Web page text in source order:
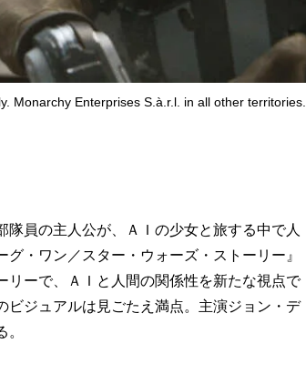
Monarchy Enterprises S.à.r.l. in all other territories.
員の主人公が、ＡＩの少女と旅する中で人
・ワン／スター・ウォーズ・ストーリー』
ーで、ＡＩと人間の関係性を新たな視点で
ジュアルは見ごたえ満点。主演ジョン・デ